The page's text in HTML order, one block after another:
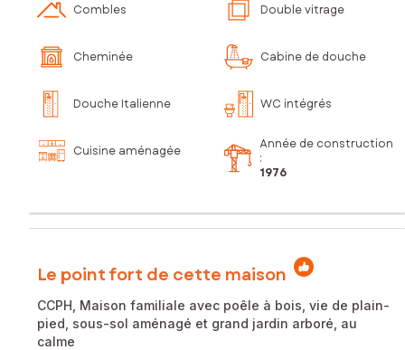
Combles Double vitrage
Cheminée Cabine de douche
Douche Italienne WC intégrés
Cuisine aménagée
Année de construction
:
1976
Le point fort de cette maison
CCPH, Maison familiale avec poêle à bois, vie de plain-
pied, sous-sol aménagé et grand jardin arboré, au
calme